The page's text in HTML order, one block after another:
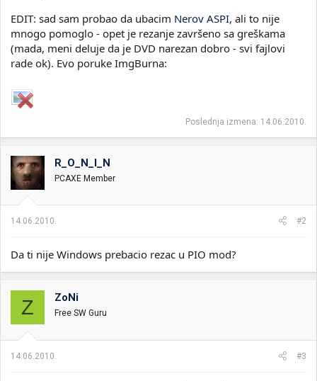
EDIT: sad sam probao da ubacim Nerov ASPI, ali to nije
mnogo pomoglo - opet je rezanje završeno sa greškama
(mada, meni deluje da je DVD narezan dobro - svi fajlovi
rade ok). Evo poruke ImgBurna:
Poslednja izmena: 14.06.2010.
R_O_N_I_N
PCAXE Member
14.06.2010. #2
Da ti nije Windows prebacio rezac u PIO mod?
Z ZoNi
Free SW Guru
14.06.2010. #3